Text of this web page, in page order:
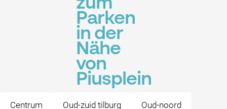
zum
Parken
in der
Nähe
von
Piusplein
Centrum Oud-zuid tilburg Oud-noord